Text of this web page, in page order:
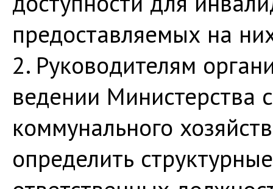
предоставляемых на
2. Руководителям
ведении Министерства
коммунального
определить